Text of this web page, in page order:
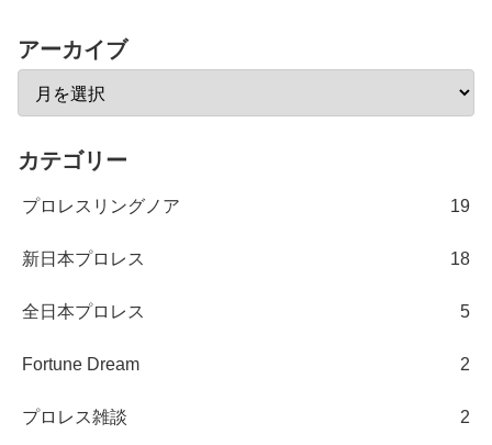
アーカイブ
カテゴリー
プロレスリングノア 19
新日本プロレス 18
全日本プロレス 5
Fortune Dream 2
プロレス雑談 2